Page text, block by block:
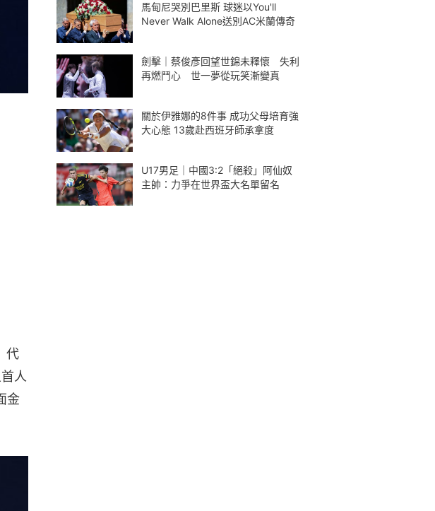
代
人
金
馬甸尼哭別巴里斯 球迷以You'll
Never Walk Alone送別AC米蘭傳奇
劍擊｜蔡俊彥回望世錦未釋懷 失利
再燃鬥心 世一夢從玩笑漸變真
關於伊雅娜的8件事 成功父母培育強
大心態 13歲赴西班牙師承拿度
U17男足｜中國3:2「絕殺」阿仙奴
主帥：力爭在世界盃大名單留名